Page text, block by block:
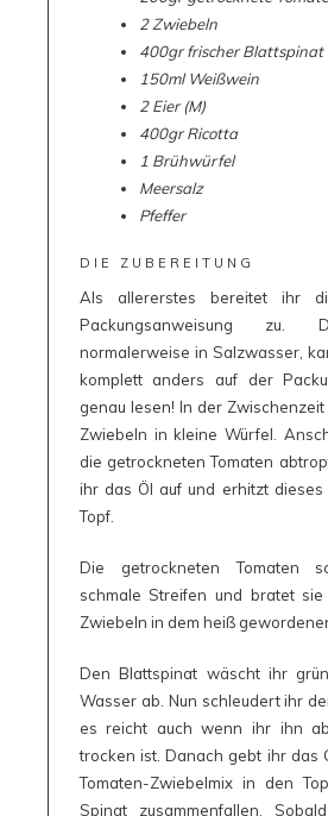
2 Zwiebeln
400gr frischer Blattspinat
150ml Weißwein
2 Eier (M)
400gr Ricotta
1 Brühwürfel
Meersalz
Pfeffer
DIE ZUBEREITUNG
Als allererstes bereitet ihr
Packungsanweisung zu.
normalerweise in Salzwasser,
komplett anders auf der
genau lesen! In der
Zwiebeln in kleine Würfel.
die getrockneten Tomaten
ihr das Öl auf und erhitzt
Topf.
Die getrockneten Tomaten
schmale Streifen und bratet
Zwiebeln in dem heiß
Den Blattspinat wäscht ihr
Wasser ab. Nun schleudert ihr
es reicht auch wenn ihr ihn
trocken ist. Danach gebt ihr das
Tomaten-Zwiebelmix in den
Spinat zusammenfallen.